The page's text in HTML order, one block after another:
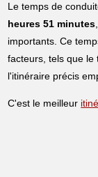
Le temps de
heures 51 minutes
importants. Ce
facteurs, tels que le
l'itinéraire précis
C'est le meilleur